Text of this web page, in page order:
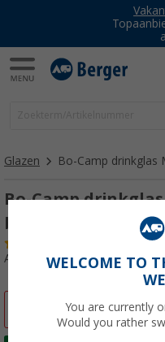
Glazen Bo-Camp drinkglas
Bo-Camp
blauw - 4-delige set
Artikelnr: 482449WELCOME TO
You are currently
Would you rather